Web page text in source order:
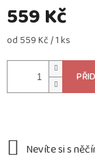
559 Kč
Měrná
od 559 Kč / 1 ks